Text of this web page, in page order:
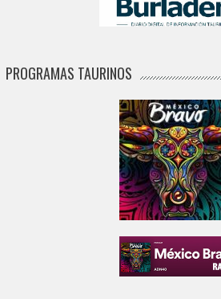
PROGRAMAS TAURINOS